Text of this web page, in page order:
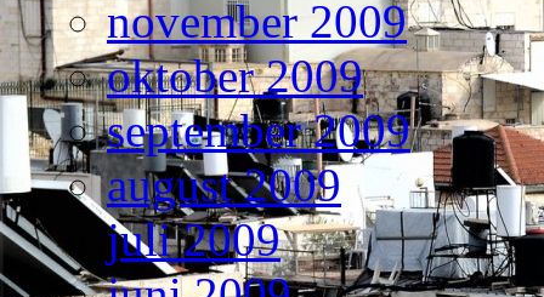
november 2009
oktober 2009
september 2009
august 2009
juli 2009